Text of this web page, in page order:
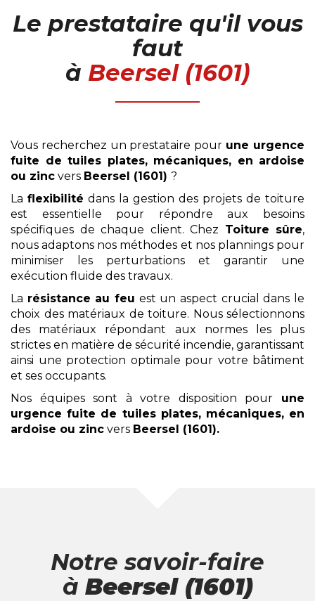
Le prestataire qu'il vous
faut
à Beersel (1601)
Vous recherchez un prestataire pour une urgence
fuite de tuiles plates, mécaniques, en ardoise
ou zinc vers Beersel (1601) ?
La flexibilité dans la gestion des projets de toiture
est essentielle pour répondre aux besoins
spécifiques de chaque client. Chez Toiture sûre,
nous adaptons nos méthodes et nos plannings pour
minimiser les perturbations et garantir une
exécution fluide des travaux.
La résistance au feu est un aspect crucial dans le
choix des matériaux de toiture. Nous sélectionnons
des matériaux répondant aux normes les plus
strictes en matière de sécurité incendie, garantissant
ainsi une protection optimale pour votre bâtiment
et ses occupants.
Nos équipes sont à votre disposition pour une
urgence fuite de tuiles plates, mécaniques, en
ardoise ou zinc vers Beersel (1601).
Notre savoir-faire
à Beersel (1601)